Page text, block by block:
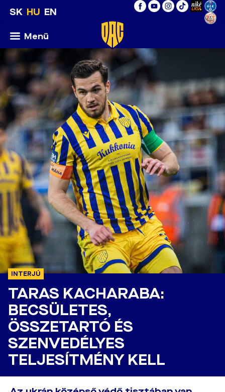
SK HU EN
Menü
INTERJÚ
TARAS KACHARABA:
BECSÜLETES,
ÖSSZETARTÓ ÉS
SZENVEDÉLYES
TELJESÍTMÉNY KELL